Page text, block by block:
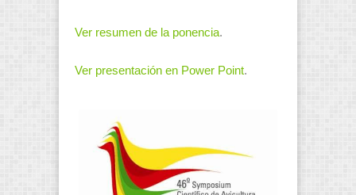
Ver resumen de la ponencia.
Ver presentación en Power Point.